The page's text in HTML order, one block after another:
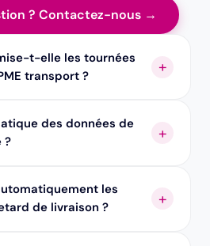
? Contactez-nous →
t-elle les tournées
transport ?
des données de
?
les
de livraison ?